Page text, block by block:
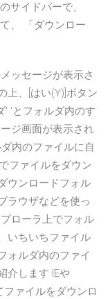
サイドバーで、
、 「ダウンロー
ッセージが表示さ
上、[はい(Y)]ボタン
' 'とフォルダ内のす
ジ画面が表示され
内のファイルに自
ファイルをダウン
ウンロードフォル
ラウザなどを使っ
ローラ上でフォル
いちいちファイル
ォルダ内のファイ
介します IEや
ァイルをダウンロ